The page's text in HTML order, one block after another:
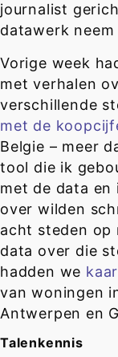
journalist
datawerk
Vorige week
met verhalen
verschillende
met de
Belgie – meer
tool die ik
met de data en
over wilden
acht steden op
data over die
hadden we
van woningen
Antwerpen en
Talenkennis